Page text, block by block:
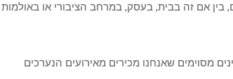
בין אם זה בבית, בעסק, במרחב הציבורי או באולמות
מסוימים שאנחנו מכירים מאירועים הנערכים